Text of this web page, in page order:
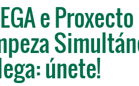
e
únete!